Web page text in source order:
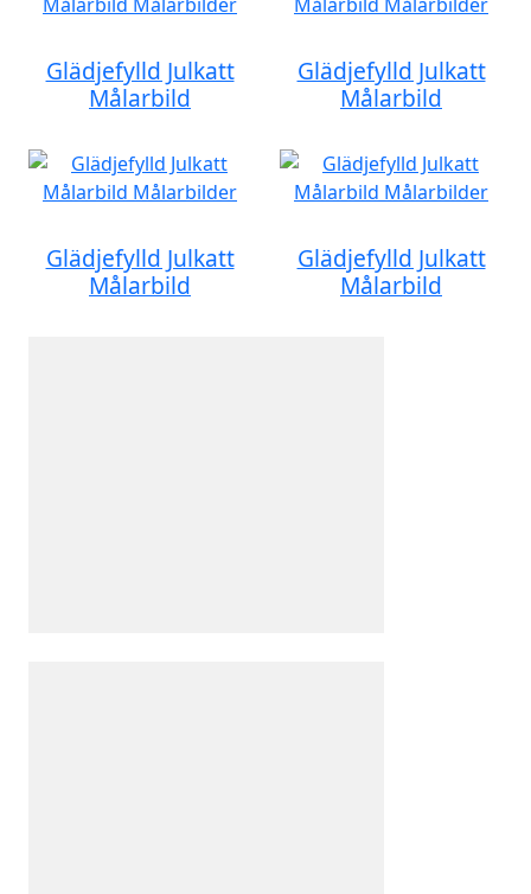
Glädjefylld Julkatt
Målarbild
Glädjefylld Julkatt
Målarbild
Glädjefylld Julkatt
Målarbild
Glädjefylld Julkatt
Målarbild